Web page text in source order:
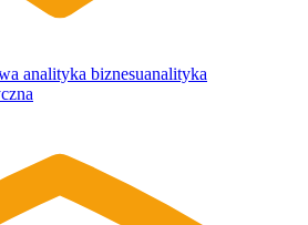
analityka biznesuanalityka